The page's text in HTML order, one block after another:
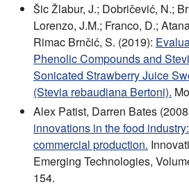
Šic Žlabur, J.; Dobričević, N.;
Lorenzo, J.M.; Franco, D.;
Rimac Brnčić, S. (2019):
Phenolic Compounds and
Sonicated Strawberry Juice
(Stevia rebaudiana Bertoni).
Alex Patist, Darren Bates
innovations in the food
commercial production.
Emerging Technologies,
154.